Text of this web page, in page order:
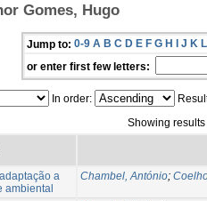
Gomes, Hugo
Jump to: 0-9 A B C D E F G H I J K L
or enter first few letters:
In order:
Showing results
a
ambiental
Chambel, António;